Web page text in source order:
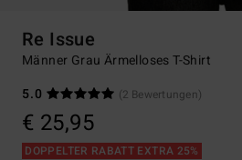
Re Issue
Männer Grau Ärmelloses T-Shirt
5.0
(2 Bewertungen)
€ 25,95
DOPPELTER RABATT EXTRA 25%